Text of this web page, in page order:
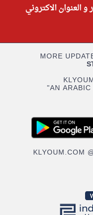
العنوان الاكتروني
MORE
"AN
KLYOUM.COM